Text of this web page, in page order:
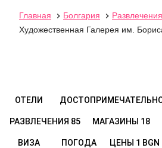
Главная  Болгария  Развлечения
Художественная Галерея им.
ОТЕЛИ
РАЗВЛЕЧЕНИЯ 85 МАГАЗИНЫ 18
ВИЗА ПОГОДА ЦЕНЫ 1 BGN